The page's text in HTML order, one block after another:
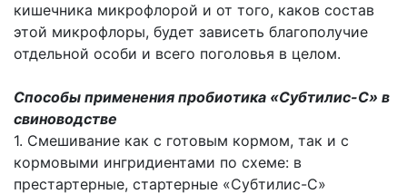
кишечника микрофлорой и от того, каков состав
этой микрофлоры, будет зависеть благополучие
отдельной особи и всего поголовья в целом.
Способы применения пробиотика «Субтилис-С» в
свиноводстве
1. Смешивание как с готовым кормом, так и с
кормовыми ингридиентами по схеме: в
престартерные, стартерные «Субтилис-С»